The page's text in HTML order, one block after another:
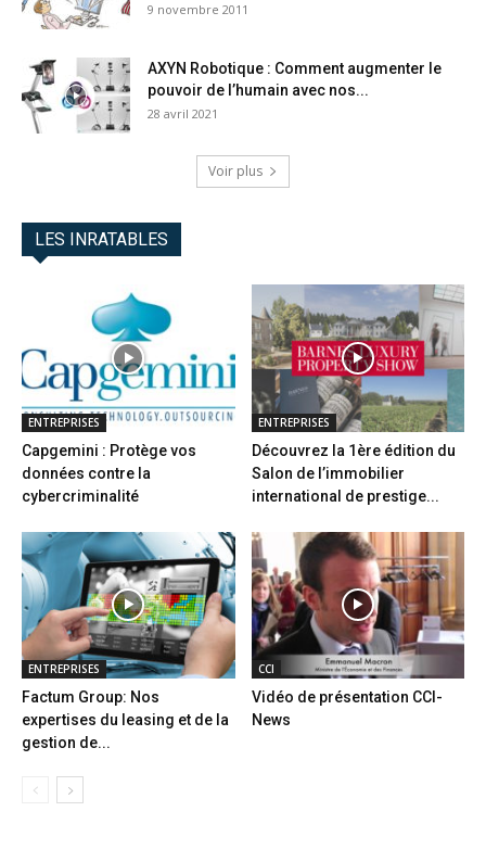
9 novembre 2011
AXYN Robotique : Comment augmenter le
pouvoir de l’humain avec nos...
28 avril 2021
Voir plus
LES INRATABLES
ENTREPRISES
Capgemini : Protège vos
données contre la
cybercriminalité
ENTREPRISES
Découvrez la 1ère édition du
Salon de l’immobilier
international de prestige...
ENTREPRISES
Factum Group: Nos
expertises du leasing et de la
gestion de...
CCI
Vidéo de présentation CCI-
News